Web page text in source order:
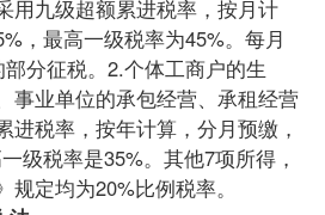
用九级超额累进税率，按月计
，最高一级税率为45%。每月
分征税。2.个体工商户的生
事业单位的承包经营、承租经营
进税率，按年计算，分月预缴，
级税率是35%。其他7项所得，
定均为20%比例税率。